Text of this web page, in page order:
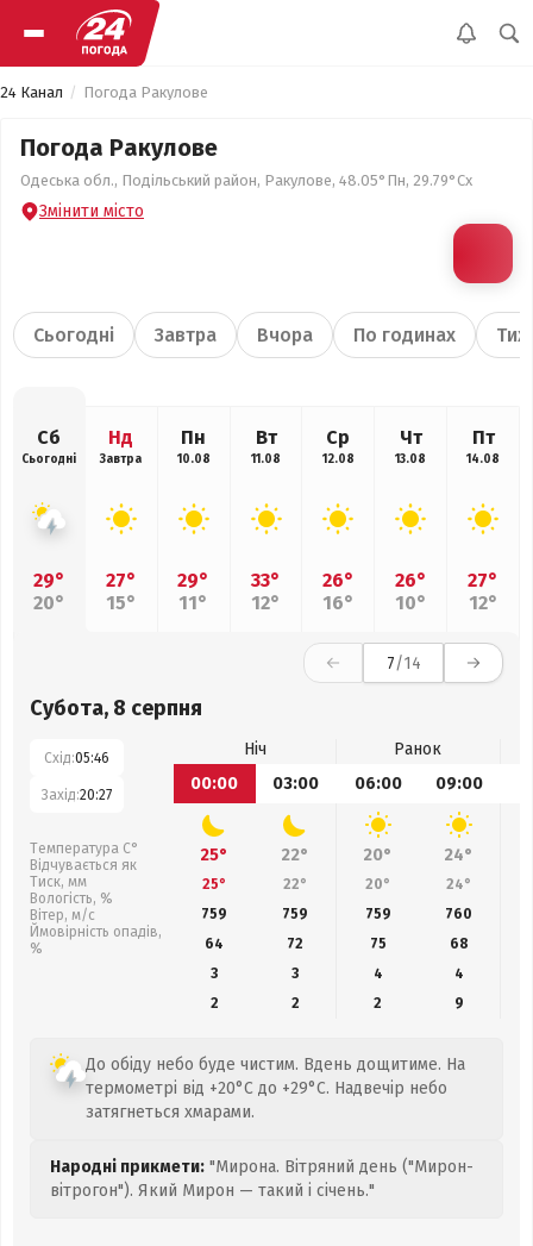
24 Канал Погода Ракулове
Погода Ракулове
Одеська обл., Подільський район, Ракулове, 48.05°Пн, 29.79°Сх
Змінити місто
Сьогодні Завтра Вчора По годинах
Сб
Сьогодні
29°
20°
Нд
Завтра
27°
15°
Пн
10.08
29°
11°
Вт
11.08
33°
12°
Ср
12.08
26°
16°
Чт
13.08
26°
10°
Пт
14.08
27°
12°
7/14
Субота, 8 серпня
Схід:05:46
Захід:20:27
Температура С°
Відчувається як
Тиск, мм
Вологість, %
Вітер, м/с
Ймовірність опадів,
%
Ніч
Ранок
00:00
03:00 06:00 09:00
25° 22° 20° 24°
25° 22° 20° 24°
759
759 759 760
64
72 75 68
3
3 4
4
2
2 2 9
До обіду небо буде чистим. Вдень дощитиме. На
термометрі від +20°C до +29°C. Надвечір небо
затягнеться хмарами.
Народні прикмети: "Мирона. Вітряний день ("Мирон-
вітрогон"). Який Мирон — такий і січень."